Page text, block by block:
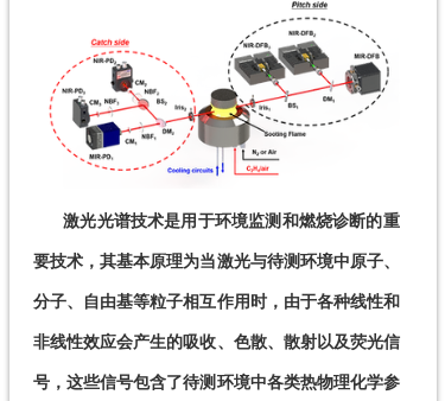
      激光光谱技术是用于环境监测和燃烧诊断的重
要技术，其基本原理为当激光与待测环境中原子、
分子、自由基等粒子相互作用时，由于各种线性和
非线性效应会产生的吸收、色散、散射以及荧光信
号，这些信号包含了待测环境中各类热物理化学参